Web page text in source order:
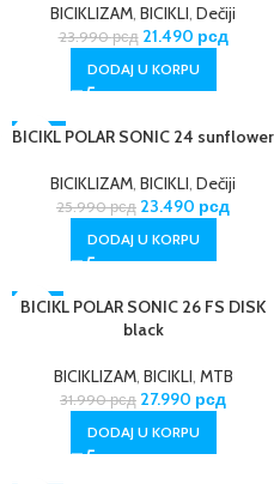
BICIKLIZAM, BICIKLI, Dečiji
23.990рсд 21.490 рсд
DODAJ U KORPU
-10%
BICIKL POLAR SONIC 24 sunflower
BICIKLIZAM, BICIKLI, Dečiji
25.990рсд 23.490 рсд
DODAJ U KORPU
-13%
BICIKL POLAR SONIC 26 FS DISK
black
BICIKLIZAM, BICIKLI, MTB
31.990рсд 27.990 рсд
DODAJ U KORPU